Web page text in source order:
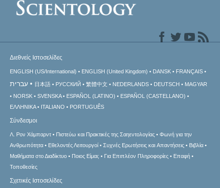
Διεθνείς Ιστοσελίδες
ENGLISH (US/International) ENGLISH (United Kingdom) DANSK FRANÇAIS
עברית 日本語 РУССКИЙ 繁體中文 NEDERLANDS DEUTSCH
MAGYAR
NORSK
SVENSKA ESPAÑOL (LATINO)
ESPAÑOL (CASTELLANO)
ΕΛΛΗΝΙΚA
ITALIANO PORTUGUÊS
Σύνδεσμοι
Λ. Ρον Χάμπαρντ Πιστεύω και Πρακτικές της Σαηεντολογίας
Φωνή για την
Ανθρωπότητα
Εθελοντές Λειτουργοί Συχνές Ερωτήσεις και Απαντήσεις
Βιβλία
Μαθήματα στο Διαδίκτυο
Ποιος Είμαι; Για Επιπλέον Πληροφορίες
Επαφή
Τοποθεσίες
Σχετικές Ιστοσελίδες